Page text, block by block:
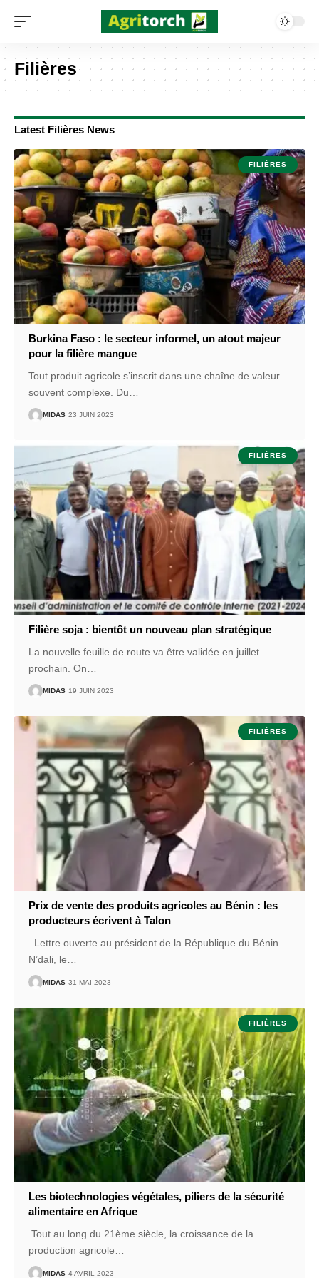
Filières
Latest Filières News
FILIÈRES
Burkina Faso : le secteur informel, un atout majeur
pour la filière mangue
Tout produit agricole s’inscrit dans une chaîne de valeur
souvent complexe. Du
MIDAS 23 JUIN 2023
FILIÈRES
Filière soja : bientôt un nouveau plan stratégique
La nouvelle feuille de route va être validée en juillet
prochain. On
MIDAS 19 JUIN 2023
FILIÈRES
Prix de vente des produits agricoles au Bénin : les
producteurs écrivent à Talon
Lettre ouverte au président de la République du Bénin
N’dali, le
MIDAS 31 MAI 2023
FILIÈRES
Les biotechnologies végétales, piliers de la sécurité
alimentaire en Afrique
Tout au long du 21ème siècle, la croissance de la
production agricole…
MIDAS 4 AVRIL 2023